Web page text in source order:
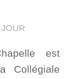
JOUR
est
Collégiale